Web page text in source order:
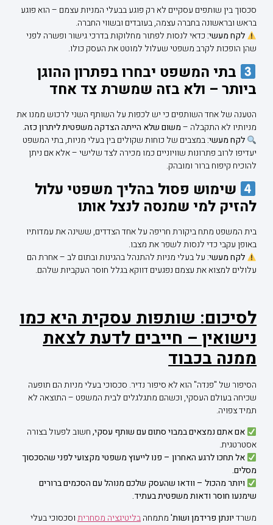
סכסוך בין שותפים עסקיים לא רק פוגע בבעלי המניות עצמם – הוא פוגע
בראש ובראשונה בחברה עצמה, בעובדים ובשווי החברה.
לקח מעשי:כדאי לנסות לפתור מחלוקות בדרכי גישור ופשרה לפני
שהן הופכות לקרב משפטי שעלול למוטט את העסק כולו.
בתי המשפט יבחרו בפתרון ההוגן
ביותר – ולא בזה שמשרת צד אחד
הטענה של אחד השותפים כי יש לכפות על השותף השני לרכוש ממנו את
מניותיו לא התקבלה –משום שלא הייתה הצדקה משפטית ליתרון כזה.
לקח מעשי:במצבים של כוחות שקולים בין בעלי מניות, בתי המשפט
יעדיפו לרוב פתרונות שוויוניים כמו מכירה לצד שלישי – אלא אם ניתן
להוכיח קיפוח ברור ומובהק.
שימוש פסול בהליך משפטי עלול
להזיק למי שמנסה לנצל אותו
בית המשפט מתח ביקורת חריפה על אחד הצדדים, ששינה את עמדותיו
באופן עקבי כדי לנסות לשפר את מצבו.
לקח מעשי:על בעלי מניות להתנהל בהגינות ובתום לב – אחרת הם
עלולים למצוא את עצמם נפגעים דווקא בגלל חוסר העקביות שלהם.
לסיכום: שותפות עסקית היא כמו
נישואין – חייבים לדעת לצאת
ממנה בכבוד
הסיפור של "פנדה" הוא לא סיפור נדיר. סכסוכי בעלי מניות הם תופעה
שכיחה בעולם העסקי, וכשהם מתגלגלים לבית המשפט – התוצאה לא
תמיד צפויה.
אם אתם נמצאים במבוי סתום עם שותף עסקי,חשוב לפעול בצורה
אסטרטגית.
אל תחכו לרגע האחרון – פנו לייעוץ משפטי מקצועי לפני שהסכסוך
מסלים.
ויותר מהכול – וודאו שהעסק שלכם מנוהל עם הסכמים ברורים
שימנעו חוסר ודאות משפטית בעתיד.
משרדיונתן פרידמן ושות'מתמחהבליטיגציה מסחריתוסכסוכי בעלי